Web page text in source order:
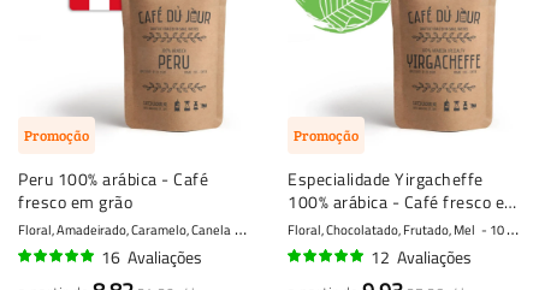
Promoção
Peru 100% arábica - Café
fresco em grão
Floral, Amadeirado, Caramelo, Canela 7 - Forte
16 Avaliações
Promoção
Especialidade Yirgacheffe
100% arábica - Café fresco em
grão
Floral, Chocolatado, Frutado, Mel 10 - Muito forte
12 Avaliações